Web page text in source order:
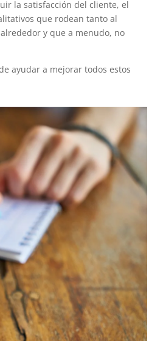
la satisfacción del cliente, el
que rodean tanto al
y que a menudo, no
ayudar a mejorar todos estos